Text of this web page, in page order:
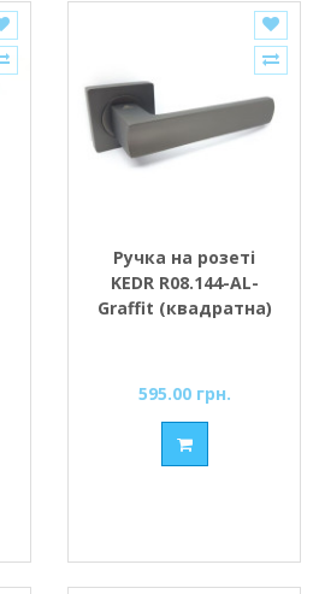
Ручка на розеті
KEDR R08.144-AL-
Graffit (квадратна)
595.00 грн.